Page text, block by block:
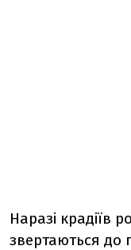
Наразі крадіїв
звертаються до